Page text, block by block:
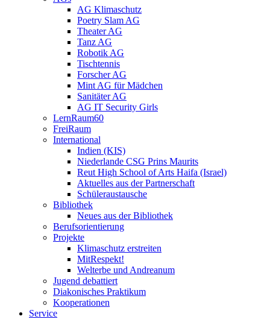
AG Klimaschutz
Poetry Slam AG
Theater AG
Tanz AG
Robotik AG
Tischtennis
Forscher AG
Mint AG für Mädchen
Sanitäter AG
AG IT Security Girls
LernRaum60
FreiRaum
International
Indien (KIS)
Niederlande CSG Prins Maurits
Reut High School of Arts Haifa (Israel)
Aktuelles aus der Partnerschaft
Schüleraustausche
Bibliothek
Neues aus der Bibliothek
Berufsorientierung
Projekte
Klimaschutz erstreiten
MitRespekt!
Welterbe und Andreanum
Jugend debattiert
Diakonisches Praktikum
Kooperationen
Service